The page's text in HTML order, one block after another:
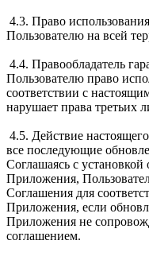
4.3. Право
Пользователю на всей
4.4. Правообладатель
Пользователю право
соответствии с
нарушает права третьих
4.5. Действие
все последующие
Соглашаясь с
Приложения,
Соглашения для
Приложения, если
Приложения не
соглашением.